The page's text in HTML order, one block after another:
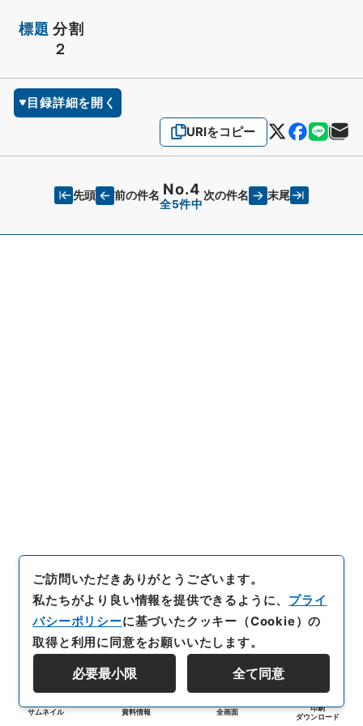
標題 分割
２
目録詳細を開く
URIをコピー
先頭 前の件名 No.4
全5件中
次の件名 末尾
サムネイル 資料情報 全画面
印刷
ダウンロード
ご訪問いただきありがとうございます。
私たちがより良い情報を提供できるように、 プライ
バシーポリシーに基づいたクッキー（Cookie）の
取得と利用に同意をお願いいたします。
必要最小限 全て同意